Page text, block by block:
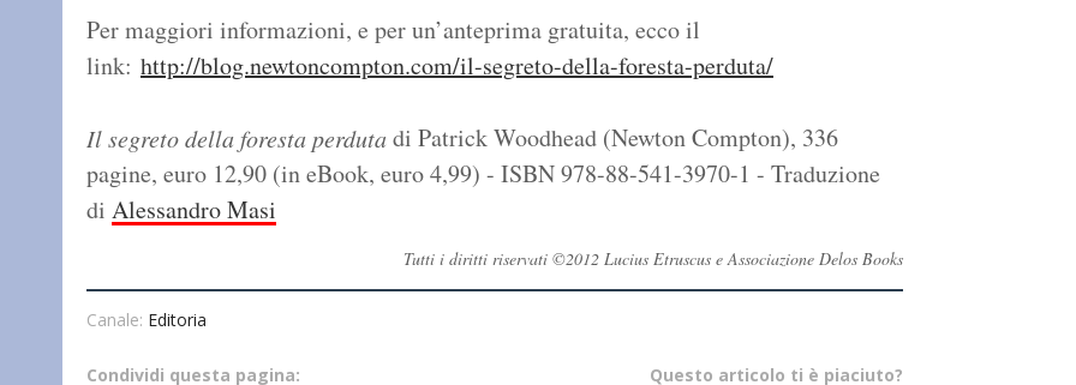
Per maggiori informazioni, e per un’anteprima gratuita, ecco il
link: http://blog.newtoncompton.com/il-segreto-della-foresta-perduta/
Il segreto della foresta perdutadi Patrick Woodhead (Newton Compton), 336
pagine, euro 12,90 (in eBook, euro 4,99) - ISBN 978-88-541-3970-1 - Traduzione
di Alessandro Masi
Tutti i diritti riservati ©2012 Lucius Etruscus e Associazione Delos Books
Canale: Editoria
Questo articolo ti è piaciuto?
Condividi questa pagina: